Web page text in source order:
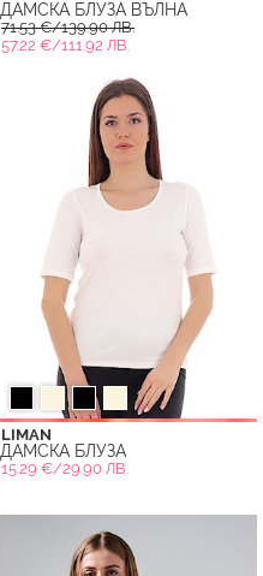
ДАМСКА БЛУЗА ВЪЛНА
71.53 €/139.90 ЛВ.
57.22 €/111.92 ЛВ.
LIMAN
ДАМСКА БЛУЗА
15.29 €/29.90 ЛВ.